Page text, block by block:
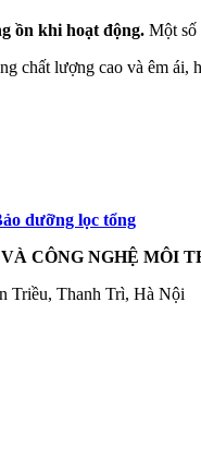
ồn khi hoạt động. Một số
chất lượng cao và êm
dưỡng lọc tổng
CÔNG NGHỆ MÔI
Triều, Thanh Trì, Hà Nội